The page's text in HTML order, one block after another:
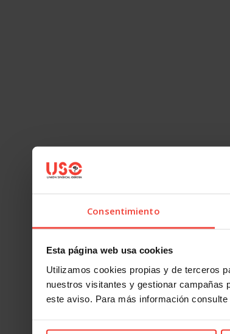
Consentimiento
Esta página web usa cookies
Utilizamos cookies propias y de terceros
nuestros visitantes y gestionar campañas
este aviso. Para más información consulte